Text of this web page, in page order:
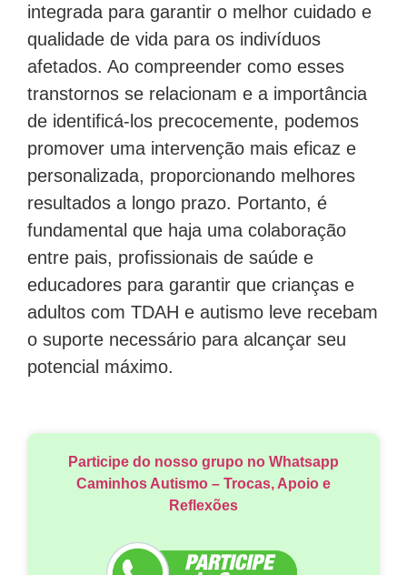
integrada para garantir o melhor cuidado e
qualidade de vida para os indivíduos
afetados. Ao compreender como esses
transtornos se relacionam e a importância
de identificá-los precocemente, podemos
promover uma intervenção mais eficaz e
personalizada, proporcionando melhores
resultados a longo prazo. Portanto, é
fundamental que haja uma colaboração
entre pais, profissionais de saúde e
educadores para garantir que crianças e
adultos com TDAH e autismo leve recebam
o suporte necessário para alcançar seu
potencial máximo.
Participe do nosso grupo no Whatsapp
Caminhos Autismo – Trocas, Apoio e
Reflexões